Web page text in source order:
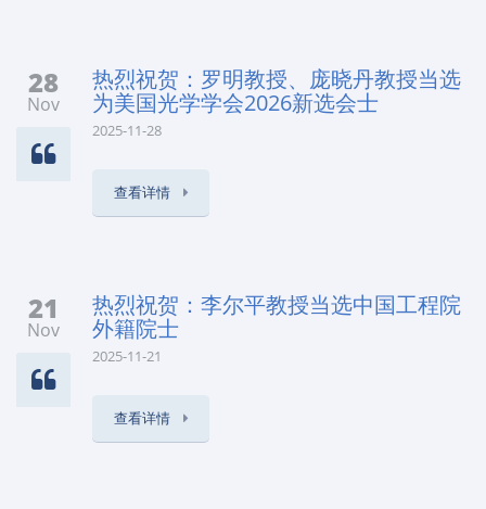
28
Nov
热烈祝贺：罗明教授、庞晓丹教授当选
为美国光学学会2026新选会士
2025-11-28
查看详情
21
Nov
热烈祝贺：李尔平教授当选中国工程院
外籍院士
2025-11-21
查看详情